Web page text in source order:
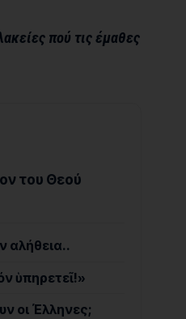
πού τις έμαθες
του Θεού
αλήθεια..
ὑπηρετεῖ!»
οι Έλληνες;